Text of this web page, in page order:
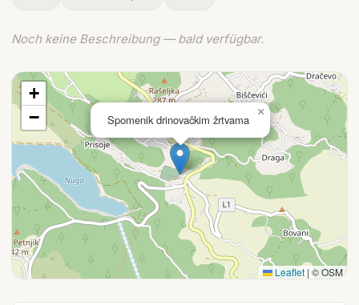
Noch keine Beschreibung — bald verfügbar.
Spomenik drinovačkim žrtvama
×
+
−
Leaflet | © OSM